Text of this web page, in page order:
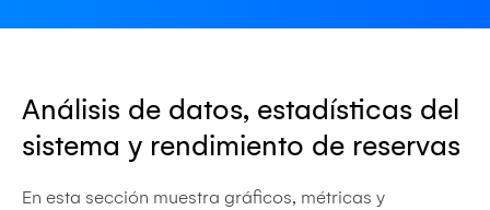
Análisis de datos, estadísticas del
sistema y rendimiento de reservas
En esta sección muestra gráficos, métricas y